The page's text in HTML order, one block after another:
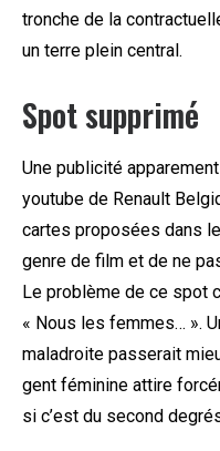
tronche de la
un terre plein central.
Spot supprimé
Une publicité
youtube de Renault
cartes proposées dans
genre de film et de ne
Le problème de ce spot
« Nous les femmes… ».
maladroite passerait
gent féminine attire
si c’est du second